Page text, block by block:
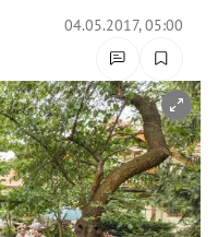
04.05.2017, 05:00